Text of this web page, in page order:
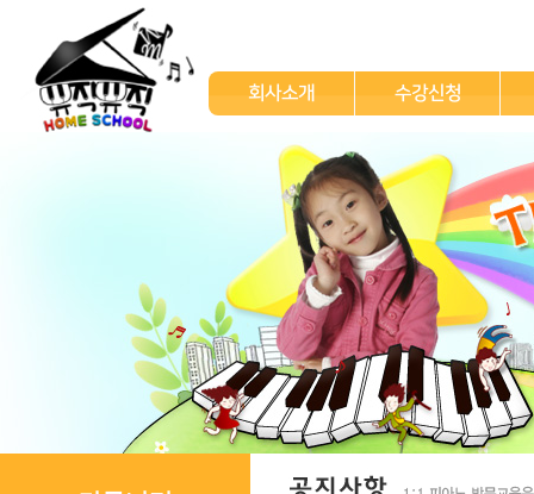
회사소개 수강신청